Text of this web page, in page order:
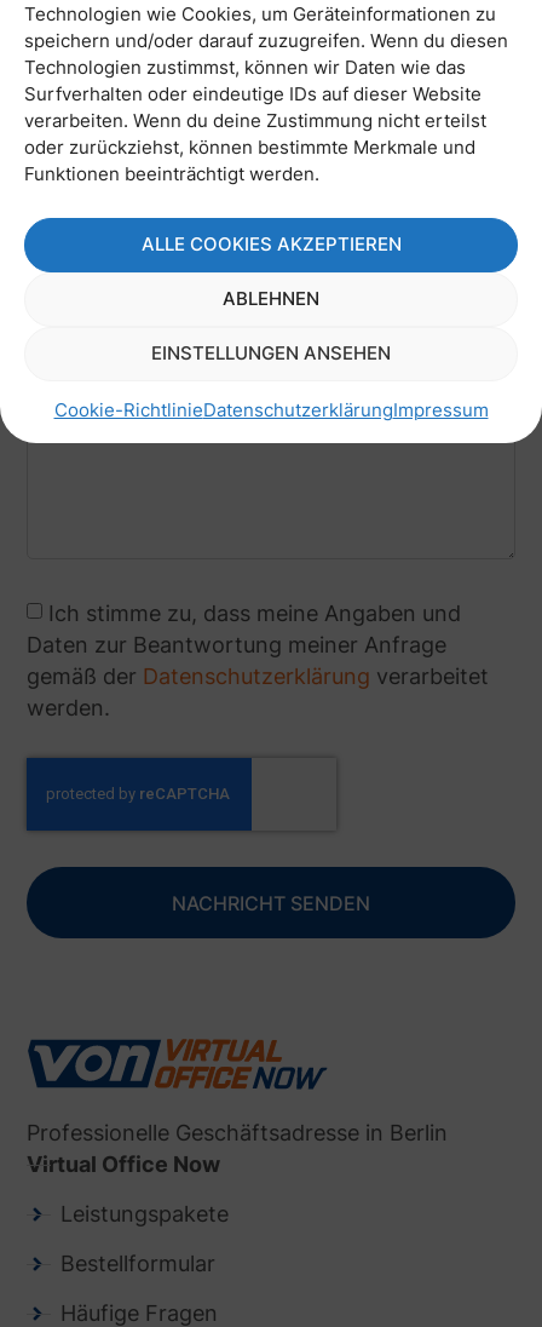
Technologien wie Cookies, um Geräteinformationen zu
speichern und/oder darauf zuzugreifen. Wenn du diesen
Technologien zustimmst, können wir Daten wie das
Surfverhalten oder eindeutige IDs auf dieser Website
verarbeiten. Wenn du deine Zustimmung nicht erteilst
oder zurückziehst, können bestimmte Merkmale und
Funktionen beeinträchtigt werden.
ALLE COOKIES AKZEPTIEREN
ABLEHNEN
EINSTELLUNGEN ANSEHEN
Cookie-RichtlinieDatenschutzerklärungImpressum
Kontaktformular
Ich stimme zu, dass meine Angaben und
Daten zur Beantwortung meiner Anfrage
gemäß der Datenschutzerklärung verarbeitet
werden.
NACHRICHT SENDEN
Professionelle Geschäftsadresse in Berlin
Virtual Office Now
Leistungspakete
Bestellformular
Häufige Fragen